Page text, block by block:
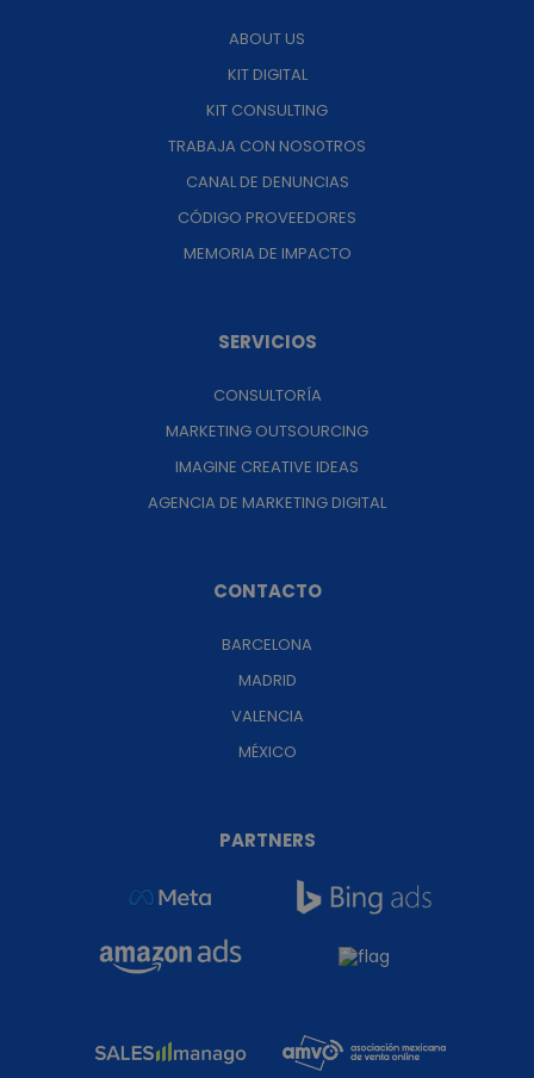
ABOUT US
KIT DIGITAL
KIT CONSULTING
TRABAJA CON NOSOTROS
CANAL DE DENUNCIAS
CÓDIGO PROVEEDORES
MEMORIA DE IMPACTO
SERVICIOS
CONSULTORÍA
MARKETING OUTSOURCING
IMAGINE CREATIVE IDEAS
AGENCIA DE MARKETING DIGITAL
CONTACTO
BARCELONA
MADRID
VALENCIA
MÉXICO
PARTNERS